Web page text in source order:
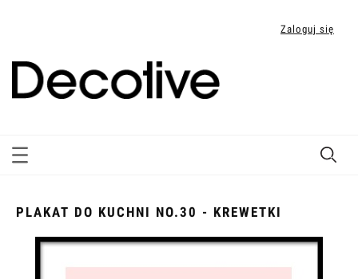
Zaloguj się
PLAKAT DO KUCHNI NO.30 - KREWETKI